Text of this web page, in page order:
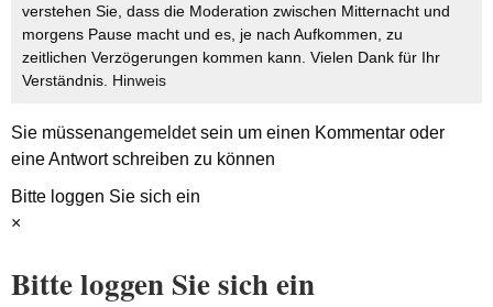
verstehen Sie, dass die Moderation zwischen Mitternacht und
morgens Pause macht und es, je nach Aufkommen, zu
zeitlichen Verzögerungen kommen kann. Vielen Dank für Ihr
Verständnis. Hinweis
Sie müssenangemeldetsein um einen Kommentar oder
eine Antwort schreiben zu können
Bitte loggen Sie sich ein
×
Bitte loggen Sie sich ein